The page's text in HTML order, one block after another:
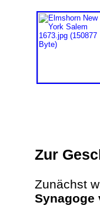
Zur
Zunächst
Synagoge